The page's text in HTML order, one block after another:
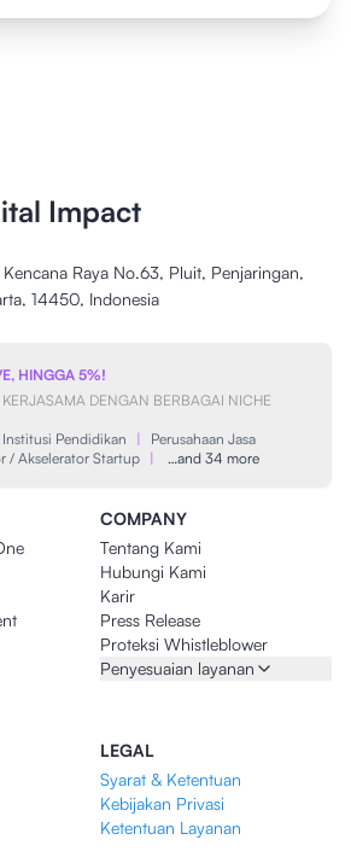
Impact
Raya No.63, Pluit, Penjaringan,
14450, Indonesia
HINGGA 5%!
DENGAN BERBAGAI NICHE
Institusi Pendidikan |
Perusahaan Jasa
/ Akselerator Startup | …and 34 more
COMPANY
Tentang Kami
Hubungi Kami
Karir
Press Release
Proteksi Whistleblower
Penyesuaian layanan
LEGAL
Syarat & Ketentuan
Kebijakan Privasi
Ketentuan Layanan